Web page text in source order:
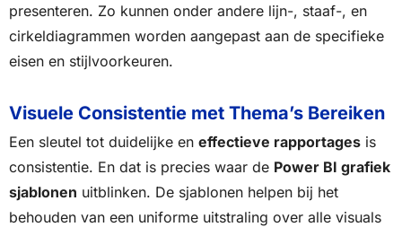
presenteren. Zo kunnen onder andere lijn-, staaf-, en
cirkeldiagrammen worden aangepast aan de specifieke
eisen en stijlvoorkeuren.
Visuele Consistentie met Thema’s Bereiken
Een sleutel tot duidelijke en effectieve rapportages is
consistentie. En dat is precies waar de Power BI grafiek
sjablonen uitblinken. De sjablonen helpen bij het
behouden van een uniforme uitstraling over alle visuals